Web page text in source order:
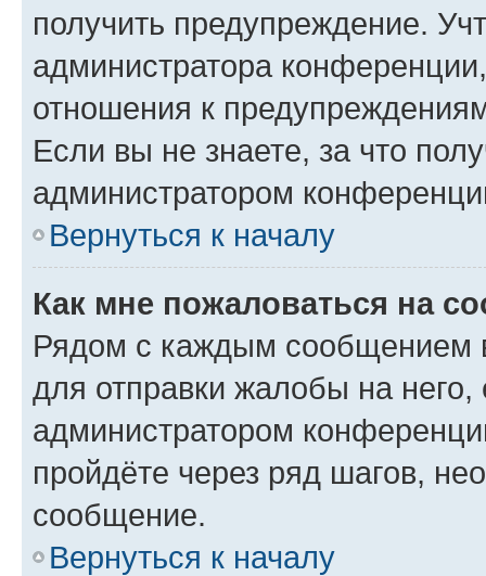
получить предупреждение.
администратора
отношения к
Если вы не знаете, за что
администратором
Вернуться к началу
Как мне пожаловаться на
Рядом с каждым сообщением
для отправки жалобы на
администратором
пройдёте через ряд шагов,
сообщение.
Вернуться к началу